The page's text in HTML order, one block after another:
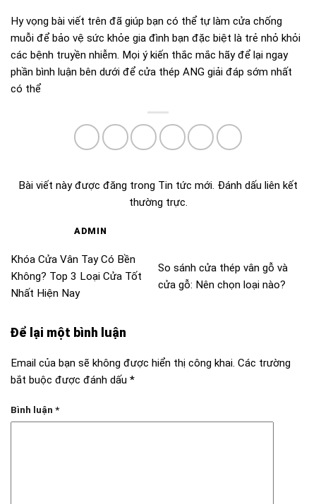
Hy vọng bài viết trên đã giúp bạn có thể tự làm cửa chống
muỗi để bảo vệ sức khỏe gia đình bạn đặc biệt là trẻ nhỏ khỏi
các bệnh truyền nhiễm. Mọi ý kiến thắc mắc hãy để lại ngay
phần bình luận bên dưới để cửa thép ANG giải đáp sớm nhất
có thể
Bài viết này được đăng trong Tin tức mới . Đánh dấu liên kết
thường trực
ADMIN
Khóa Cửa Vân Tay Có Bền
Không? Top 3 Loại Cửa Tốt
Nhất Hiện Nay
So sánh cửa thép vân gỗ và
cửa gỗ: Nên chọn loại nào?
Để lại một bình luận
Email của bạn sẽ không được hiển thị công khai. Các trường
bắt buộc được đánh dấu *
Bình luận *